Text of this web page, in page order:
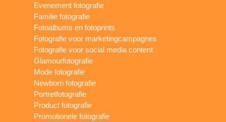
Evenement fotografie
Familie fotografie
Fotoalbums en fotoprints
Fotografie voor marketingcampagnes
Fotografie voor social media content
Glamourfotografie
Mode fotografie
Newborn fotografie
Portretfotografie
Product fotografie
Promotionele fotografie